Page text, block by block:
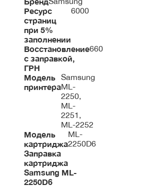
Ресурс
страниц
при 5%
заполнении
6000
Восстановление
с заправкой,
ГРН
660
Модель
принтера
Samsung
ML-
2250,
ML-
2251,
ML-2252
Модель
картриджа
ML-
2250D6
Заправка
картриджа
Samsung ML-
2250D6